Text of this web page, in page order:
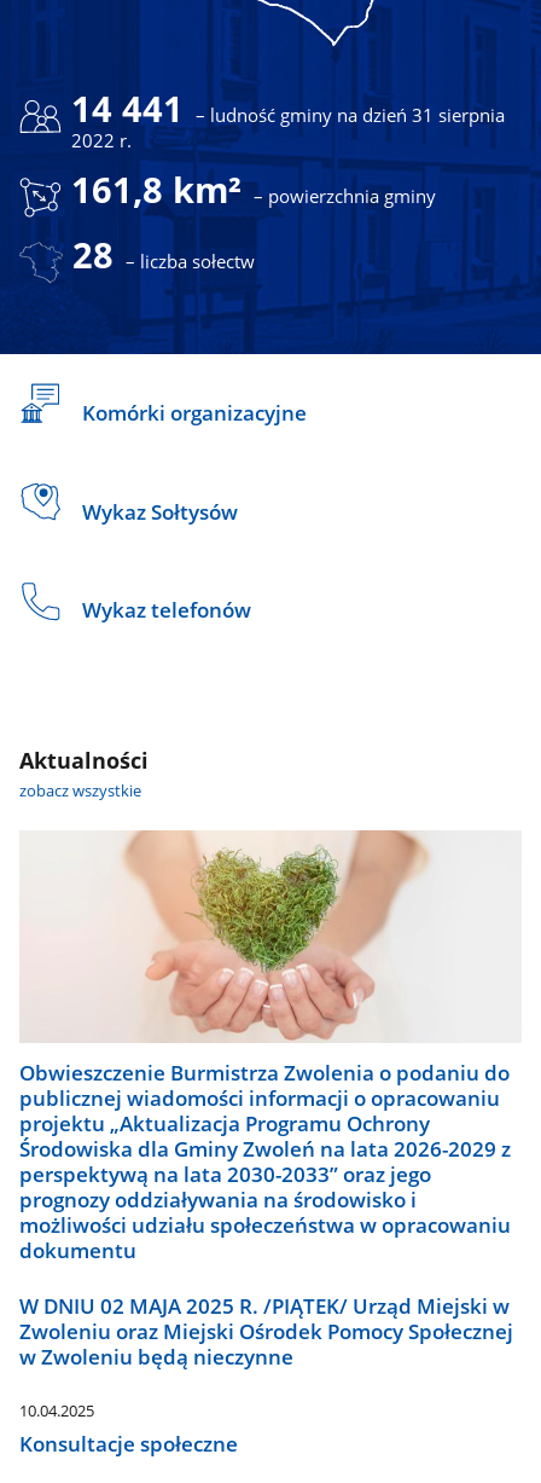
14 441
– ludność gminy na dzień 31 sierpnia
2022 r.
161,8 km² – powierzchnia gminy
28 – liczba sołectw
Komórki organizacyjne
Wykaz Sołtysów
Wykaz telefonów
Aktualności
zobacz wszystkie
Obwieszczenie Burmistrza Zwolenia o podaniu do
publicznej wiadomości informacji o opracowaniu
projektu „Aktualizacja Programu Ochrony
Środowiska dla Gminy Zwoleń na lata 2026-2029 z
perspektywą na lata 2030-2033” oraz jego
prognozy oddziaływania na środowisko i
możliwości udziału społeczeństwa w opracowaniu
dokumentu
W DNIU 02 MAJA 2025 R. /PIĄTEK/ Urząd Miejski w
Zwoleniu oraz Miejski Ośrodek Pomocy Społecznej
w Zwoleniu będą nieczynne
10.04.2025
Konsultacje społeczne